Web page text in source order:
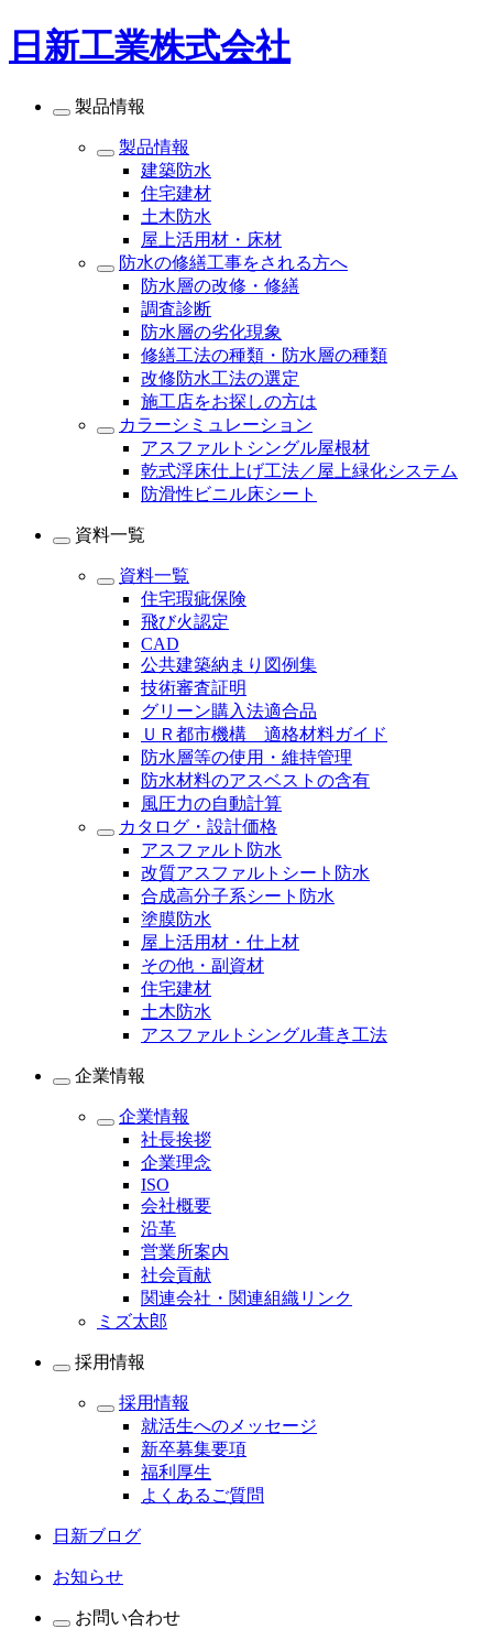
日新工業株式会社
製品情報
製品情報
建築防水
住宅建材
土木防水
屋上活用材・床材
防水の修繕工事をされる方へ
防水層の改修・修繕
調査診断
防水層の劣化現象
修繕工法の種類・防水層の種類
改修防水工法の選定
施工店をお探しの方は
カラーシミュレーション
アスファルトシングル屋根材
乾式浮床仕上げ工法／屋上緑化システム
防滑性ビニル床シート
資料一覧
資料一覧
住宅瑕疵保険
飛び火認定
CAD
公共建築納まり図例集
技術審査証明
グリーン購入法適合品
ＵＲ都市機構 適格材料ガイド
防水層等の使用・維持管理
防水材料のアスベストの含有
風圧力の自動計算
カタログ・設計価格
アスファルト防水
改質アスファルトシート防水
合成高分子系シート防水
塗膜防水
屋上活用材・仕上材
その他・副資材
住宅建材
土木防水
アスファルトシングル葺き工法
企業情報
企業情報
社長挨拶
企業理念
ISO
会社概要
沿革
営業所案内
社会貢献
関連会社・関連組織リンク
ミズ太郎
採用情報
採用情報
就活生へのメッセージ
新卒募集要項
福利厚生
よくあるご質問
日新ブログ
お知らせ
お問い合わせ